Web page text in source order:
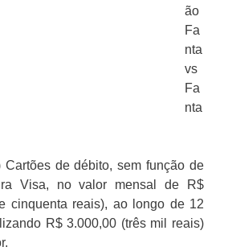
ão
Fa
nta
vs
Fa
nta
Cartões de débito, sem função de
Visa, no valor mensal de R$
cinquenta reais), ao longo de 12
R$ 3.000,00 (três mil reais)